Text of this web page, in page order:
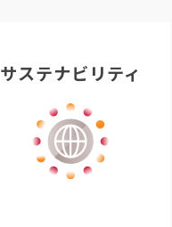
サステナビリティ